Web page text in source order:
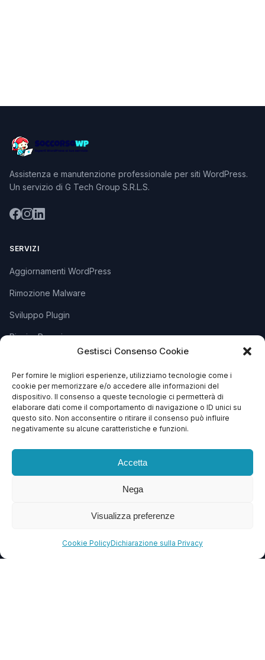
Gestisci Consenso Cookie
Per fornire le migliori esperienze, utilizziamo tecnologie come i
cookie per memorizzare e/o accedere alle informazioni del
dispositivo. Il consenso a queste tecnologie ci permetterà di
elaborare dati come il comportamento di navigazione o ID unici su
questo sito. Non acconsentire o ritirare il consenso può influire
negativamente su alcune caratteristiche e funzioni.
Accetta
Nega
Visualizza preferenze
Cookie PolicyDichiarazione sulla Privacy
Assistenza e manutenzione professionale per siti WordPress.
Un servizio di G Tech Group S.R.L.S.
SERVIZI
Aggiornamenti WordPress
Rimozione Malware
Sviluppo Plugin
Piani e Prezzi
SUPPORTO
Apri Ticket
Contattaci
+39 0245076840